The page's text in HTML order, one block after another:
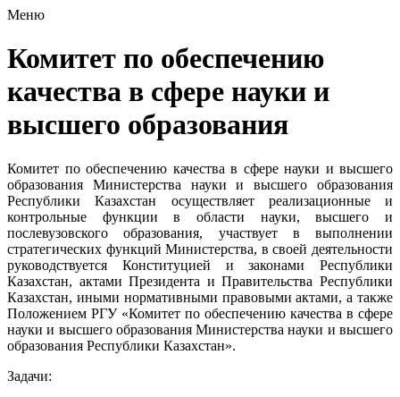
Меню
Комитет по обеспечению
качества в сфере науки и
высшего образования
Комитет по обеспечению качества в сфере науки и высшего
образования Министерства науки и высшего образования
Республики Казахстан осуществляет реализационные и
контрольные функции в области науки, высшего и
послевузовского образования, участвует в выполнении
стратегических функций Министерства, в своей деятельности
руководствуется Конституцией и законами Республики
Казахстан, актами Президента и Правительства Республики
Казахстан, иными нормативными правовыми актами, а также
Положением РГУ «Комитет по обеспечению качества в сфере
науки и высшего образования Министерства науки и высшего
образования Республики Казахстан».
Задачи: